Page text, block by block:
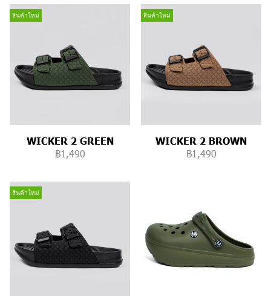
สินค้าใหม่
WICKER 2 GREEN
฿1,490
สินค้าใหม่
WICKER 2 BROWN
฿1,490
สินค้าใหม่